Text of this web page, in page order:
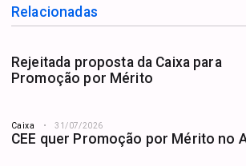
Relacionadas
Rejeitada proposta da Caixa para
Promoção por Mérito
Caixa 31/07/2026
CEE quer Promoção por Mérito no